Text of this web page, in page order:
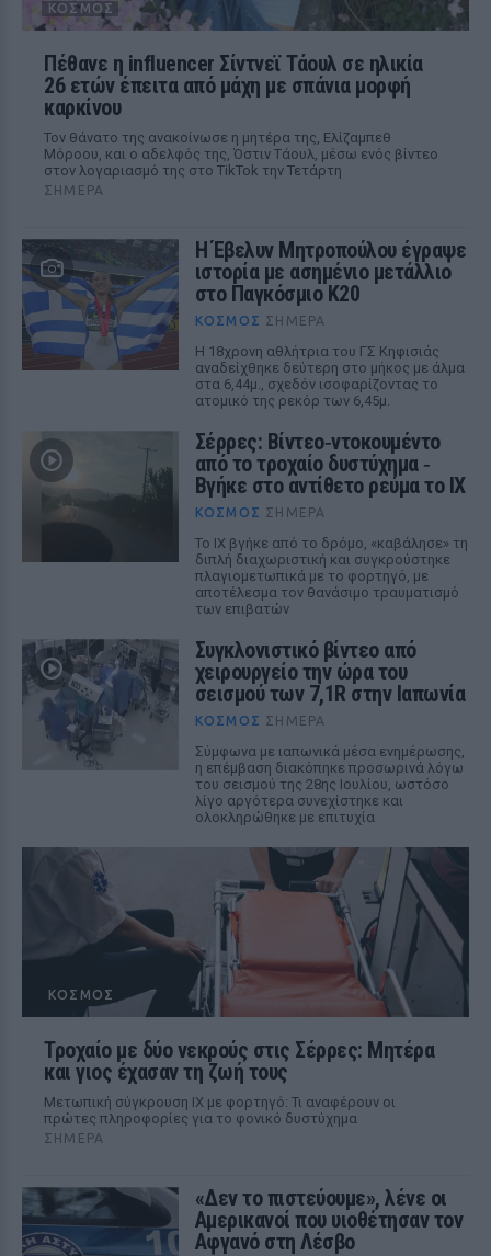
ΚΌΣΜΟΣ
Πέθανε η influencer Σίντνεϊ Τάουλ σε ηλικία
26 ετών έπειτα από μάχη με σπάνια μορφή
καρκίνου
Τον θάνατο της ανακοίνωσε η μητέρα της, Ελίζαμπεθ
Μόροου, και ο αδελφός της, Όστιν Τάουλ, μέσω ενός βίντεο
στον λογαριασμό της στο TikTok την Τετάρτη
ΣΉΜΕΡΑ
Η Έβελυν Μητροπούλου έγραψε
ιστορία με ασημένιο μετάλλιο
στο Παγκόσμιο Κ20
ΚΌΣΜΟΣ ΣΉΜΕΡΑ
Η 18χρονη αθλήτρια του ΓΣ Κηφισιάς
αναδείχθηκε δεύτερη στο μήκος με άλμα
στα 6,44μ., σχεδόν ισοφαρίζοντας το
ατομικό της ρεκόρ των 6,45μ.
Σέρρες: Βίντεο‑ντοκουμέντο
από το τροχαίο δυστύχημα ‑
Βγήκε στο αντίθετο ρεύμα το ΙΧ
ΚΌΣΜΟΣ ΣΉΜΕΡΑ
Το ΙΧ βγήκε από το δρόμο, «καβάλησε» τη
διπλή διαχωριστική και συγκρούστηκε
πλαγιομετωπικά με το φορτηγό, με
αποτέλεσμα τον θανάσιμο τραυματισμό
των επιβατών
Συγκλονιστικό βίντεο από
χειρουργείο την ώρα του
σεισμού των 7,1R στην Ιαπωνία
ΚΌΣΜΟΣ ΣΉΜΕΡΑ
Σύμφωνα με ιαπωνικά μέσα ενημέρωσης,
η επέμβαση διακόπηκε προσωρινά λόγω
του σεισμού της 28ης Ιουλίου, ωστόσο
λίγο αργότερα συνεχίστηκε και
ολοκληρώθηκε με επιτυχία
ΚΌΣΜΟΣ
Τροχαίο με δύο νεκρούς στις Σέρρες: Μητέρα
και γιος έχασαν τη ζωή τους
Μετωπική σύγκρουση ΙΧ με φορτηγό: Τι αναφέρουν οι
πρώτες πληροφορίες για το φονικό δυστύχημα
ΣΉΜΕΡΑ
«Δεν το πιστεύουμε», λένε οι
Αμερικανοί που υιοθέτησαν τον
Αφγανό στη Λέσβο